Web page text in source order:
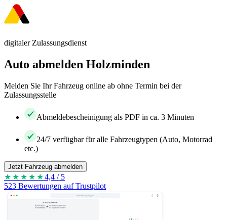
digitaler Zulassungsdienst
Auto abmelden Holzminden
Melden Sie Ihr Fahrzeug online ab ohne Termin bei der
Zulassungsstelle
Abmeldebescheinigung als PDF in ca. 3 Minuten
24/7 verfügbar für alle Fahrzeugtypen (Auto, Motorrad
etc.)
Jetzt Fahrzeug abmelden
★★★★ ★4,4 / 5
523 Bewertungen auf Trustpilot